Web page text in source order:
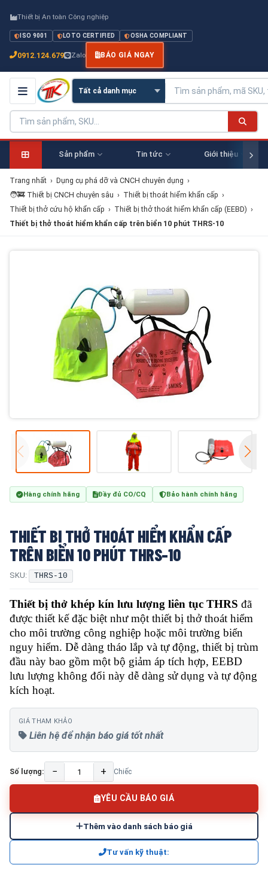
Thiết bị An toàn Công nghiệp
ISO 9001 LOTO CERTIFIED OSHA COMPLIANT
0912.124.679 Zalo BÁO GIÁ NGAY
Sản phẩm Tin tức Giới thiệu
Trang nhất › Dụng cụ phá dỡ và CNCH chuyên dụng ›
🧑‍🚒 Thiết bị CNCH chuyên sâu › Thiết bị thoát hiểm khẩn cấp ›
Thiết bị thở cứu hộ khẩn cấp › Thiết bị thở thoát hiểm khẩn cấp (EEBD) ›
Thiết bị thở thoát hiểm khẩn cấp trên biển 10 phút THRS-10
Hàng chính hãng Đầy đủ CO/CQ Bảo hành chính hãng
THIẾT BỊ THỞ THOÁT HIỂM KHẨN CẤP
TRÊN BIỂN 10 PHÚT THRS-10
SKU: THRS-10
Thiết bị thở khép kín lưu lượng liên tục THRS đã
được thiết kế đặc biệt như một thiết bị thở thoát hiểm
cho môi trường công nghiệp hoặc môi trường biển
nguy hiểm. Dễ dàng tháo lắp và tự động, thiết bị trùm
đầu này bao gồm một bộ giảm áp tích hợp, EEBD
lưu lượng không đổi này dễ dàng sử dụng và tự động
kích hoạt.
GIÁ THAM KHẢO
Liên hệ để nhận báo giá tốt nhất
Số lượng: − + Chiếc
YÊU CẦU BÁO GIÁ
Thêm vào danh sách báo giá
Tư vấn kỹ thuật: